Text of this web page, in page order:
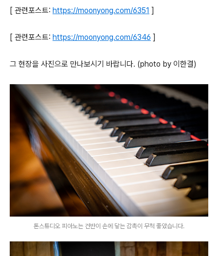
[ 관련포스트: https://moonyong.com/6351 ]
[ 관련포스트: https://moonyong.com/6346 ]
그 현장을 사진으로 만나보시기 바랍니다. (photo by 이한결)
톤스튜디오 피아노는 건반이 손에 닿는 감촉이 무척 좋았습니다.